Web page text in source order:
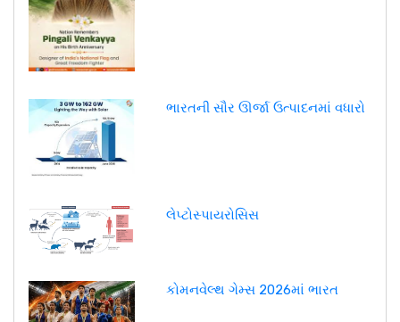
ભારતની સૌર ઊર્જા ઉત્પાદનમાં વધારો
લેપ્ટોસ્પાયરોસિસ
કોમનવેલ્થ ગેમ્સ 2026માં ભારત